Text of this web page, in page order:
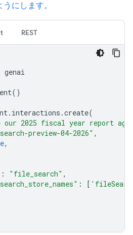
にします。
REST
genai
()
. interactions .create(
our 2025 fiscal year report
preview-04-2026" ,
,
: "file_search" ,
: [